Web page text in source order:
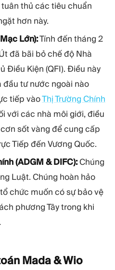
thủ các tiêu chuẩn
hơn này.
Lớn):Tính đến tháng 2
đã bãi bỏ chế độ Nhà
Điều Kiện (QFI). Điều này
đầu tư nước ngoài nào
tiếp vàoThị Trường Chính
với các nhà môi giới, điều
sốt vàng để cung cấp
Tiếp đến Vương Quốc.
(ADGM & DIFC):Chúng
Luật. Chúng hoàn hảo
chức muốn có sự bảo vệ
phương Tây trong khi
Mada &Wio